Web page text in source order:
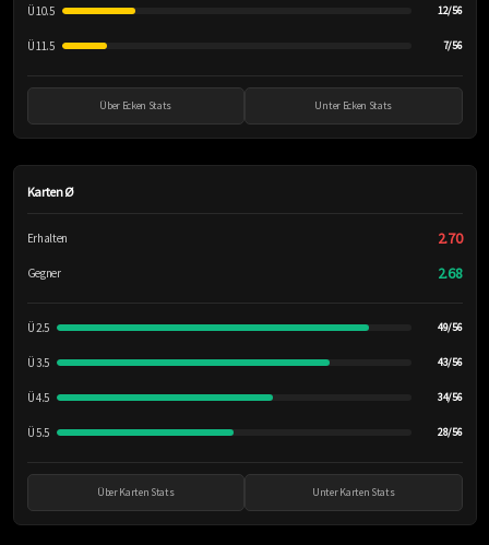
Ü 10.5 12/56
Ü 11.5 7/56
Über Ecken Stats Unter Ecken Stats
Karten Ø
Erhalten 2.70
Gegner 2.68
Ü 2.5 49/56
Ü 3.5 43/56
Ü 4.5 34/56
Ü 5.5 28/56
Über Karten Stats Unter Karten Stats